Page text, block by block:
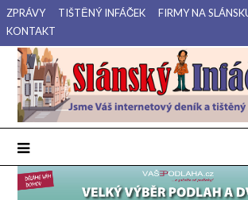
Přejdi
na
obsah
ZPRÁVY TIŠTĚNÝ INFÁČEK FIRMY NA
KONTAKT
Slánský
Váš internetový deník a tištěný měsíčník pro
a Lounsko.